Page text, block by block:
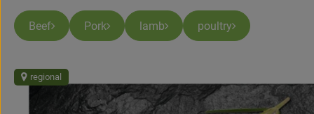
Beef Pork lamb poultry
regional